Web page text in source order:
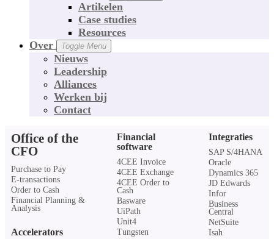
Artikelen
Case studies
Resources
Over
Toggle Menu
Nieuws
Leadership
Alliances
Werken bij
Contact
Office of the
CFO
Purchase to Pay
E-transactions
Order to Cash
Financial Planning &
Analysis
Accelerators
Financial
software
4CEE Invoice
4CEE Exchange
4CEE Order to
Cash
Basware
UiPath
Unit4
Tungsten
Integraties
SAP S/4HANA
Oracle
Dynamics 365
JD Edwards
Infor
Business
Central
NetSuite
Isah